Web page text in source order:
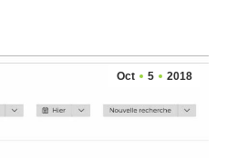
Oct 5 2018